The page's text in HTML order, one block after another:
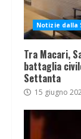
Notizie dalla
Tra Macari,
battaglia
Settanta
15 giugno